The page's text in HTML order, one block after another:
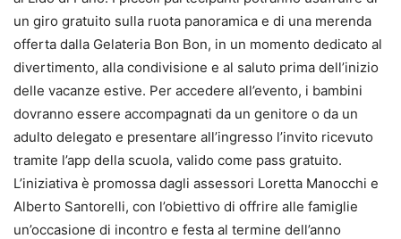
un giro gratuito sulla ruota panoramica e di una merenda
offerta dalla Gelateria Bon Bon, in un momento dedicato al
divertimento, alla condivisione e al saluto prima dell’inizio
delle vacanze estive. Per accedere all’evento, i bambini
dovranno essere accompagnati da un genitore o da un
adulto delegato e presentare all’ingresso l’invito ricevuto
tramite l’app della scuola, valido come pass gratuito.
L’iniziativa è promossa dagli assessori Loretta Manocchi e
Alberto Santorelli, con l’obiettivo di offrire alle famiglie
un’occasione di incontro e festa al termine dell’anno